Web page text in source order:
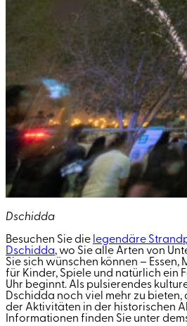
Dschidda
Besuchen Sie die legendäre
Dschidda, wo Sie alle Arten von
Sie sich wünschen können – Essen,
für Kinder, Spiele und natürlich ein
Uhr beginnt. Als pulsierendes
Dschidda noch viel mehr zu bieten,
der Aktivitäten in der historischen
Informationen finden Sie unter